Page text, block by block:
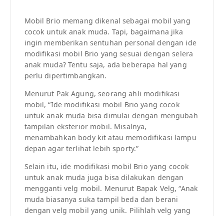
Mobil Brio memang dikenal sebagai mobil yang
cocok untuk anak muda. Tapi, bagaimana jika
ingin memberikan sentuhan personal dengan ide
modifikasi mobil Brio yang sesuai dengan selera
anak muda? Tentu saja, ada beberapa hal yang
perlu dipertimbangkan.
Menurut Pak Agung, seorang ahli modifikasi
mobil, “Ide modifikasi mobil Brio yang cocok
untuk anak muda bisa dimulai dengan mengubah
tampilan eksterior mobil. Misalnya,
menambahkan body kit atau memodifikasi lampu
depan agar terlihat lebih sporty.”
Selain itu, ide modifikasi mobil Brio yang cocok
untuk anak muda juga bisa dilakukan dengan
mengganti velg mobil. Menurut Bapak Velg, “Anak
muda biasanya suka tampil beda dan berani
dengan velg mobil yang unik. Pilihlah velg yang